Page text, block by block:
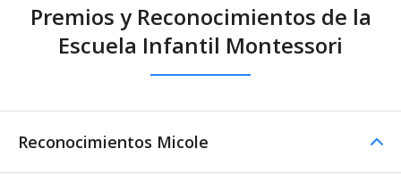
Premios y Reconocimientos de la
Escuela Infantil Montessori
Reconocimientos Micole